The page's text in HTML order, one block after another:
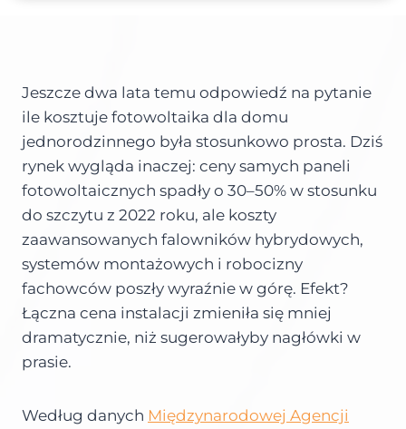
Jeszcze dwa lata temu odpowiedź na pytanie
ile kosztuje fotowoltaika dla domu
jednorodzinnego była stosunkowo prosta. Dziś
rynek wygląda inaczej: ceny samych paneli
fotowoltaicznych spadły o 30–50% w stosunku
do szczytu z 2022 roku, ale koszty
zaawansowanych falowników hybrydowych,
systemów montażowych i robocizny
fachowców poszły wyraźnie w górę. Efekt?
Łączna cena instalacji zmieniła się mniej
dramatycznie, niż sugerowałyby nagłówki w
prasie.
Według danych Międzynarodowej Agencji